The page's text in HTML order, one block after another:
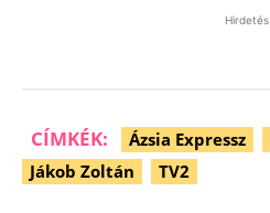
Hirdetés
CÍMKÉK: Ázsia Expressz
Jákob Zoltán
TV2